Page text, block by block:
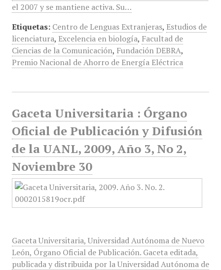
el 2007 y se mantiene activa. Su…
Etiquetas: Centro de Lenguas Extranjeras, Estudios de
licenciatura, Excelencia en biología, Facultad de
Ciencias de la Comunicación, Fundación DEBRA,
Premio Nacional de Ahorro de Energía Eléctrica
Gaceta Universitaria : Órgano
Oficial de Publicación y Difusión
de la UANL, 2009, Año 3, No 2,
Noviembre 30
Gaceta Universitaria, Universidad Autónoma de Nuevo
León, Órgano Oficial de Publicación. Gaceta editada,
publicada y distribuida por la Universidad Autónoma de